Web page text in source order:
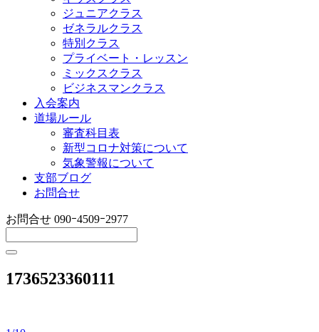
ジュニアクラス
ゼネラルクラス
特別クラス
プライベート・レッスン
ミックスクラス
ビジネスマンクラス
入会案内
道場ルール
審査科目表
新型コロナ対策について
気象警報について
支部ブログ
お問合せ
お問合せ 090ｰ4509ｰ2977
1736523360111